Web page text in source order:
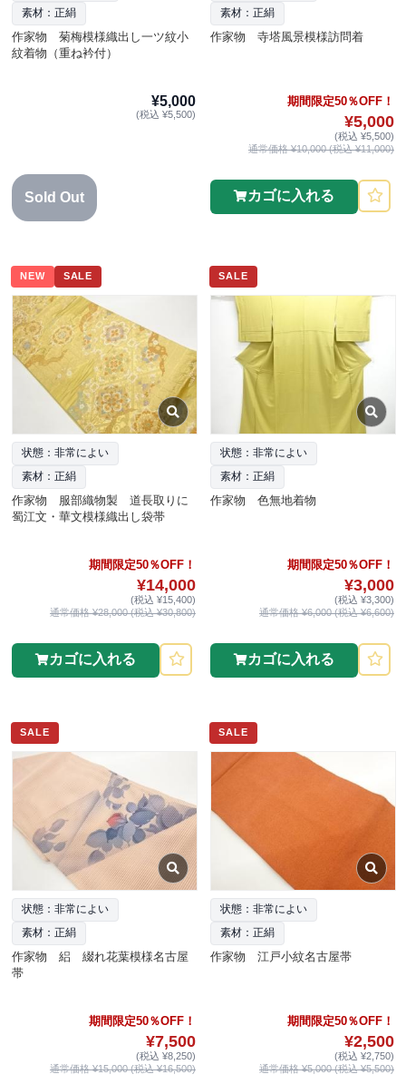
素材：正絹
作家物 菊梅模様織出し一ツ紋小
紋着物（重ね衿付）
¥5,000
(税込 ¥5,500)
Sold Out
素材：正絹
作家物 寺塔風景模様訪問着
期間限定50％OFF！
¥5,000
(税込 ¥5,500)
通常価格 ¥10,000 (税込 ¥11,000)
カゴに入れる
NEW SALE
状態：非常によい
素材：正絹
作家物 服部織物製 道長取りに
蜀江文・華文模様織出し袋帯
期間限定50％OFF！
¥14,000
(税込 ¥15,400)
通常価格 ¥28,000 (税込 ¥30,800)
カゴに入れる
SALE
状態：非常によい
素材：正絹
作家物 色無地着物
期間限定50％OFF！
¥3,000
(税込 ¥3,300)
通常価格 ¥6,000 (税込 ¥6,600)
カゴに入れる
SALE
状態：非常によい
素材：正絹
作家物 絽 綴れ花葉模様名古屋
帯
期間限定50％OFF！
¥7,500
(税込 ¥8,250)
通常価格 ¥15,000 (税込 ¥16,500)
SALE
状態：非常によい
素材：正絹
作家物 江戸小紋名古屋帯
期間限定50％OFF！
¥2,500
(税込 ¥2,750)
通常価格 ¥5,000 (税込 ¥5,500)